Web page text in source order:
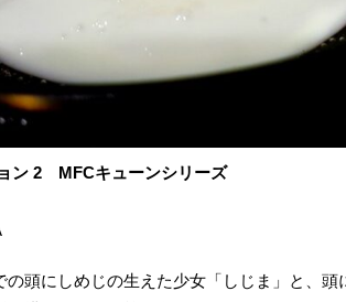
ン 2 MFCキューンシリーズ
の頭にしめじの生えた少女「しじま」と、頭